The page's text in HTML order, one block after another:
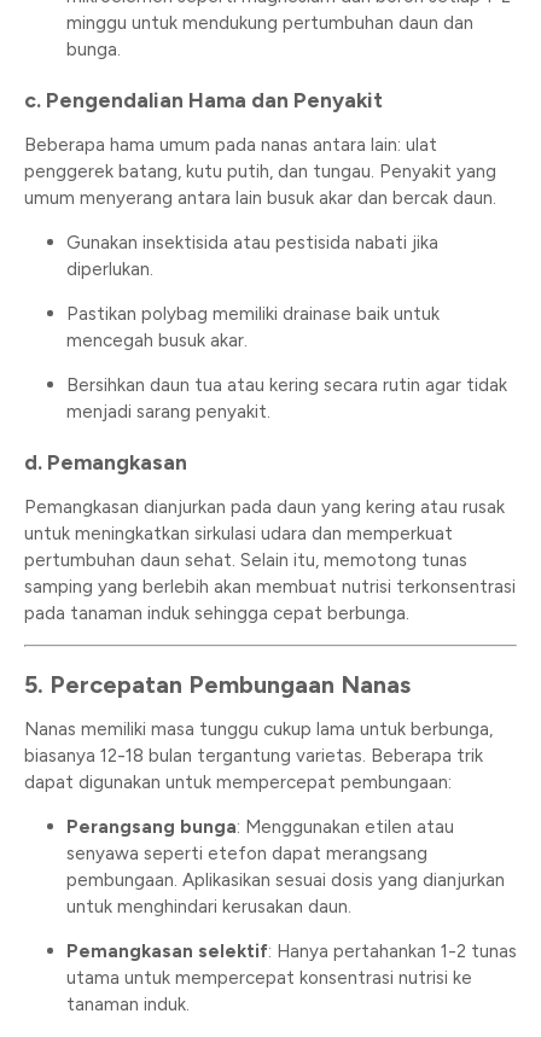
minggu untuk mendukung pertumbuhan daun dan
bunga.
c. Pengendalian Hama dan Penyakit
Beberapa hama umum pada nanas antara lain: ulat
penggerek batang, kutu putih, dan tungau. Penyakit yang
umum menyerang antara lain busuk akar dan bercak daun.
Gunakan insektisida atau pestisida nabati jika
diperlukan.
Pastikan polybag memiliki drainase baik untuk
mencegah busuk akar.
Bersihkan daun tua atau kering secara rutin agar tidak
menjadi sarang penyakit.
d. Pemangkasan
Pemangkasan dianjurkan pada daun yang kering atau rusak
untuk meningkatkan sirkulasi udara dan memperkuat
pertumbuhan daun sehat. Selain itu, memotong tunas
samping yang berlebih akan membuat nutrisi terkonsentrasi
pada tanaman induk sehingga cepat berbunga.
5. Percepatan Pembungaan Nanas
Nanas memiliki masa tunggu cukup lama untuk berbunga,
biasanya 12-18 bulan tergantung varietas. Beberapa trik
dapat digunakan untuk mempercepat pembungaan:
Perangsang bunga: Menggunakan etilen atau
senyawa seperti etefon dapat merangsang
pembungaan. Aplikasikan sesuai dosis yang dianjurkan
untuk menghindari kerusakan daun.
Pemangkasan selektif: Hanya pertahankan 1-2 tunas
utama untuk mempercepat konsentrasi nutrisi ke
tanaman induk.